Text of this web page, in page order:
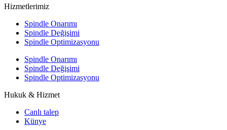
Hizmetlerimiz
Spindle Onarımı
Spindle Değişimi
Spindle Optimizasyonu
Spindle Onarımı
Spindle Değişimi
Spindle Optimizasyonu
Hukuk & Hizmet
Canlı talep
Künye